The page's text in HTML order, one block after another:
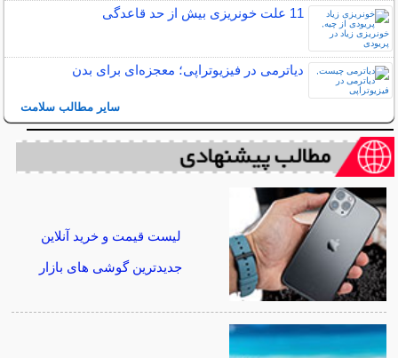
11 علت خونریزی بیش از حد قاعدگی
دیاترمی در فیزیوتراپی؛ معجزه‌ای برای بدن
سایر مطالب سلامت
لیست قیمت و خرید آنلاین
جدیدترین گوشی های بازار